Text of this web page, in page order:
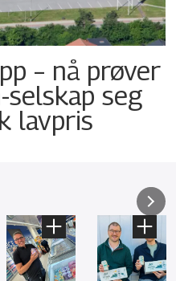
– nå prøver
selskap seg
lavpris